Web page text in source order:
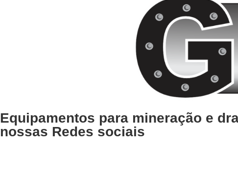
Equipamentos para mineração e
nossas Redes sociais